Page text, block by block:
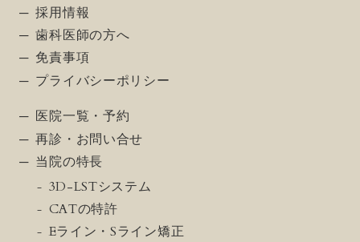
採用情報
歯科医師の方へ
免責事項
プライバシーポリシー
医院一覧・予約
再診・お問い合せ
当院の特長
3D-LSTシステム
CATの特許
Eライン・Sライン矯正